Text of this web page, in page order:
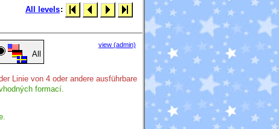
All levels:
All
view (admin)
Linie von 4 oder andere ausführbare
formací.